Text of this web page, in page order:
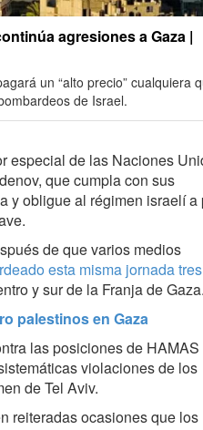
agresiones a Gaza |
un “alto precio” cualquiera
de Israel.
especial de las Naciones
que cumpla con sus
y obligue al régimen israelí a
de que varios medios
esta misma jornada tres
y sur de la Franja de Gaza.
palestinos en Gaza
las posiciones de
violaciones de los
de Tel Aviv.
reiteradas ocasiones que los